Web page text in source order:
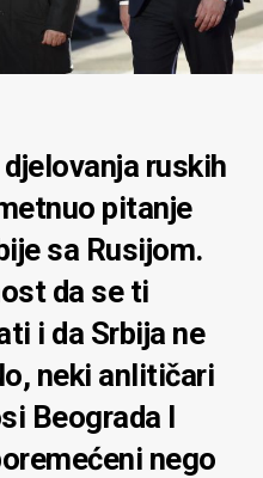
ruskih
pitanje
sa Rusijom.
da se ti
i da Srbija ne
neki anlitičari
Beograda I
nego